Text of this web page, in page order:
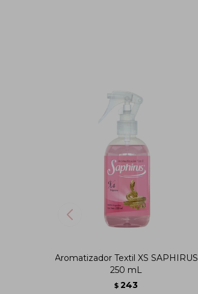
Aromatizador Textil XS SAPHIRUS
250 mL
$ 243